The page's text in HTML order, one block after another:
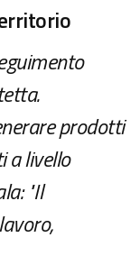
prodotti
a livello
"Il